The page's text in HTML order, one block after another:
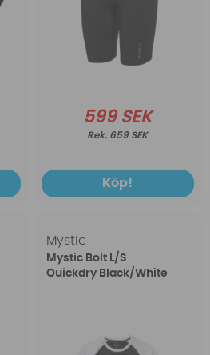
599 SEK
659 SEK
Köp!
Mystic
Mystic Bolt L/S
Quickdry Black/White